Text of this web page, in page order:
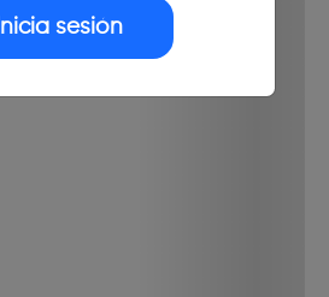
Inicia sesión